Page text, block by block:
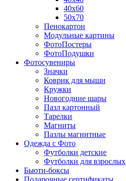
40х60
50х70
Пенокартон
Модульные картины
ФотоПостеры
ФотоПодушки
Фотоcувениры
Значки
Коврик для мыши
Кружки
Новогодние шары
Пазл картонный
Тарелки
Магниты
Пазлы магнитные
Одежда с Фото
Футболки детские
Футболки для взрослых
Бьюти-боксы
Подарочные сертификаты